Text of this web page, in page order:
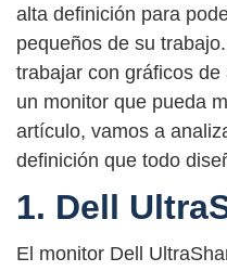
alta definición para
pequeños de su
trabajar con gráficos
un monitor que pueda
artículo, vamos a
definición que todo
1. Dell
El monitor Dell